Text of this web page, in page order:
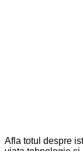
Afla totul despre